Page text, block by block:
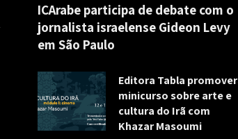
ICArabe participa de debate com o
jornalista israelense Gideon Levy
em São Paulo
Editora Tabla
minicurso sobre arte e
cultura do Irã com
Khazar Masoumi